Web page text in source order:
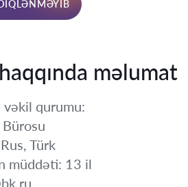
məlumat
qurumu:
Türk
müddəti: 13 il